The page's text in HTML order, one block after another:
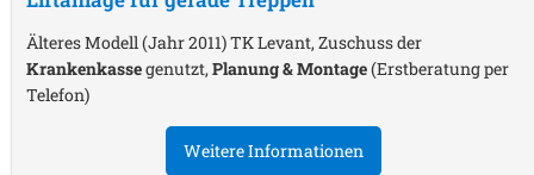
Älteres Modell (Jahr 2011) TK Levant, Zuschuss der
Krankenkassegenutzt,Planung & Montage(Erstberatung per
Telefon)
Weitere Informationen